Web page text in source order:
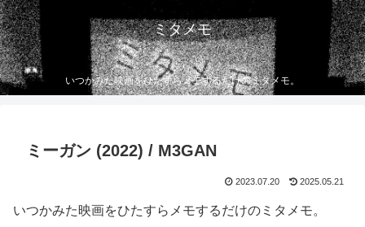
ミタメモ
いつかみた映画をひたすらメモするだけのミタメモ。
ミーガン (2022) / M3GAN
2023.07.20 2025.05.21
いつかみた映画をひたすらメモするだけのミタメモ。